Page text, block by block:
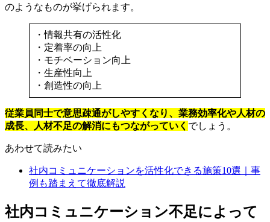
のようなものが挙げられます。
・情報共有の活性化
・定着率の向上
・モチベーション向上
・生産性向上
・創造性の向上
従業員同士で意思疎通がしやすくなり、業務効率化や人材の
成長、人材不足の解消にもつながっていく でしょう。
あわせて読みたい
社内コミュニケーションを活性化できる施策10選｜事
例も踏まえて徹底解説
社内コミュニケーション不足によって